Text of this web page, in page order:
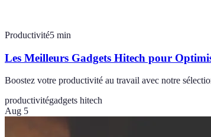
Productivité5 min
Les Meilleurs Gadgets Hitech pour
Boostez votre productivité au travail avec notre
productivitégadgets hitech
Aug 5